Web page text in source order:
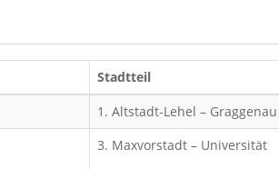
Stadtteil
1. Altstadt-Lehel – Graggenau
3. Maxvorstadt – Universität